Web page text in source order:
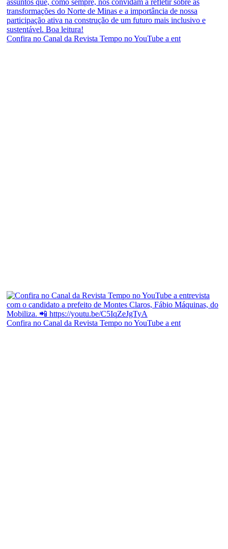
Confira no Canal da Revista Tempo no YouTube a ent
Confira no Canal da Revista Tempo no YouTube a ent